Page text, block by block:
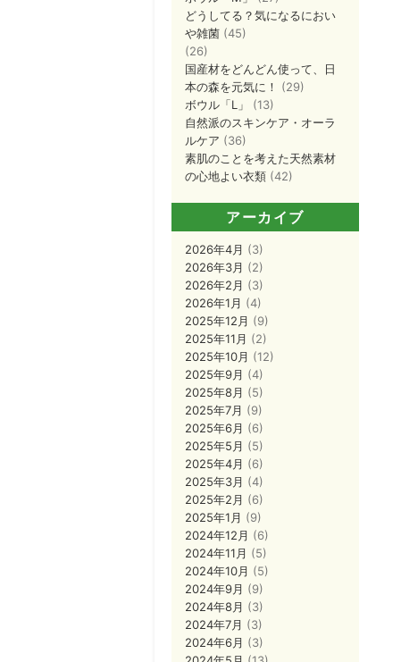
どうしてる？気になるにおい
や雑菌 (45)
(26)
国産材をどんどん使って、日
本の森を元気に！
(29)
ボウル「L」
(13)
自然派のスキンケア・オーラ
ルケア (36)
素肌のことを考えた天然素材
の心地よい衣類 (42)
アーカイブ
2026年4月 (3)
2026年3月 (2)
2026年2月 (3)
2026年1月 (4)
2025年12月 (9)
2025年11月 (2)
2025年10月 (12)
2025年9月 (4)
2025年8月 (5)
2025年7月 (9)
2025年6月 (6)
2025年5月 (5)
2025年4月 (6)
2025年3月 (4)
2025年2月 (6)
2025年1月 (9)
2024年12月 (6)
2024年11月 (5)
2024年10月 (5)
2024年9月 (9)
2024年8月 (3)
2024年7月 (3)
2024年6月 (3)